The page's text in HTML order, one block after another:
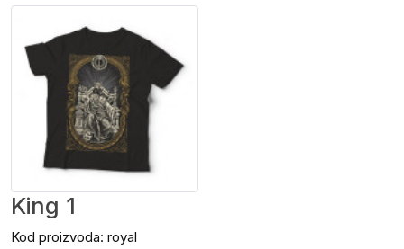
King 1
Kod proizvoda: royal